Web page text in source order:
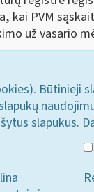
kai PVM
už vasario
Būtinieji
slapukus.